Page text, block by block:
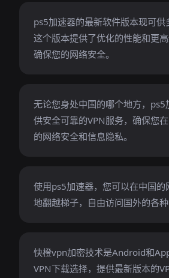
ps5加速器的最新软件版本现可供
这个版本提供了优化的性能和更高
确保您的网络安全。
无论您身处中国的哪个地方，ps5
供安全可靠的VPN服务，确保您
的网络安全和信息隐私。
使用ps5加速器，您可以在中国的
地翻越梯子，自由访问国外的各种
快橙vpn加密技术是Android和
VPN下载选择，提供最新版本的